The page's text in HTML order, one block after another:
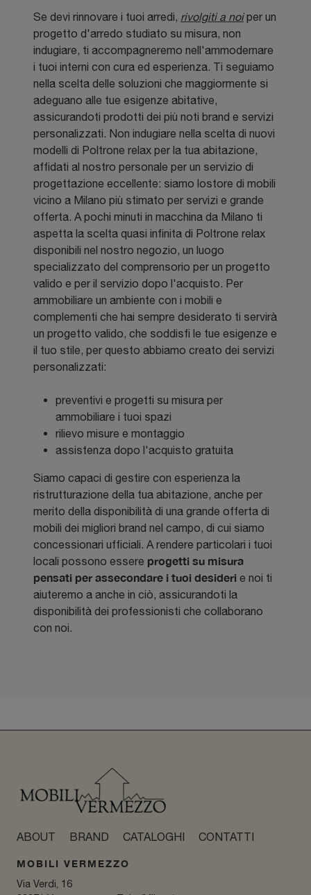
Se devi rinnovare i tuoi arredi, rivolgiti a noiper un
progetto d'arredo studiato su misura, non
indugiare, ti accompagneremo nell'ammodernare
i tuoi interni con cura ed esperienza. Ti seguiamo
nella scelta delle soluzioni che maggiormente si
adeguano alle tue esigenze abitative,
assicurandoti prodotti dei più noti brand e servizi
personalizzati. Non indugiare nella scelta di nuovi
modelli di Poltrone relax per la tua abitazione,
affidati al nostro personale per un servizio di
progettazione eccellente: siamo lostore di mobili
vicino a Milano più stimato per servizi e grande
offerta. A pochi minuti in macchina da Milano ti
aspetta la scelta quasi infinita di Poltrone relax
disponibili nel nostro negozio, un luogo
specializzato del comprensorio per un progetto
valido e per il servizio dopo l'acquisto. Per
ammobiliare un ambiente con i mobili e
complementi che hai sempre desiderato ti servirà
un progetto valido, che soddisfi le tue esigenze e
il tuo stile, per questo abbiamo creato dei servizi
personalizzati:
preventivi e progetti su misura per
ammobiliare i tuoi spazi
rilievo misure e montaggio
assistenza dopo l'acquisto gratuita
Siamo capaci di gestire con esperienza la
ristrutturazione della tua abitazione, anche per
merito della disponibilità di una grande offerta di
mobili dei migliori brand nel campo, di cui siamo
concessionari ufficiali. A rendere particolari i tuoi
locali possono essere progetti su misura
pensati per assecondare i tuoi desideri e noi ti
aiuteremo a anche in ciò, assicurandoti la
disponibilità dei professionisti che collaborano
con noi.
ABOUT BRAND CATALOGHI CONTATTI
MOBILI VERMEZZO
Via Verdi, 16